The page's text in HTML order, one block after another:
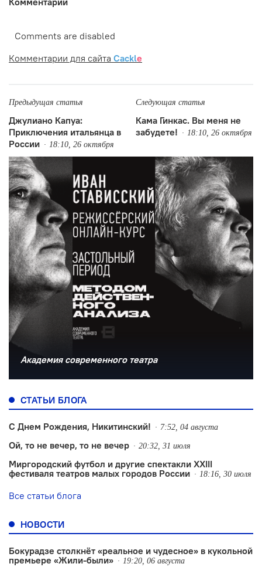
Comments are disabled
Комментарии для сайта Cackle
Предыдущая статья
Джулиано Капуа:
Приключения итальянца в
России
18:10, 26 октября
Следующая статья
Кама Гинкас. Вы меня не
забудете!
18:10, 26 октября
Академия современного театра
СТАТЬИ БЛОГА
С Днем Рождения, Никитинский! 7:52, 04 августа
Ой, то не вечер, то не вечер 20:32, 31 июля
Миргородский футбол и другие спектакли XXIII
фестиваля театров малых городов России
18:16, 30 июля
Все статьи блога
НОВОСТИ
Бокурадзе столкнëт «реальное и чудесное» в кукольной
премьере «Жили-были»
19:20, 06 августа